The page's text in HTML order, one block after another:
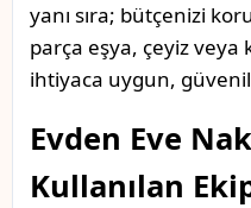
yanı sıra; bütçenizi
parça eşya, çeyiz
ihtiyaca uygun,
Evden Eve
Kullanılan